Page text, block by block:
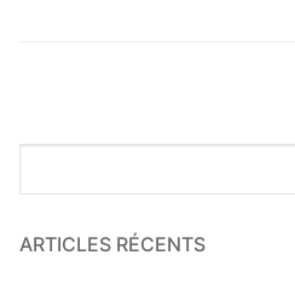
ARTICLES RÉCENTS